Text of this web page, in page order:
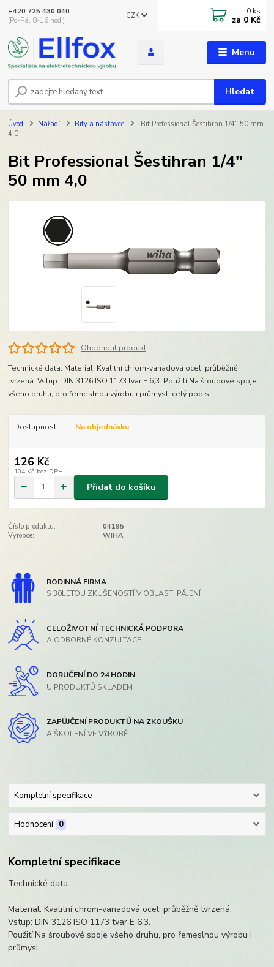
Menu
CZK
Hledat
+420 725 430 040
(Po-Pá, 8-16 hod.)
0 ks
za 0 Kč
Úvod Nářadí Bity a nástavce
Bit Professional Šestihran 1/4" 50 mm
4,0
Bit Professional Šestihran 1/4"
50 mm 4,0
Ohodnotit produkt
Technické data: Material: Kvalitní chrom-vanadová ocel, průběžně
tvrzená. Vstup: DIN 3126 ISO 1173 tvar E 6,3. Použití:Na šroubové spoje
všeho druhu, pro řemeslnou výrobu i průmysl. celý popis
Dostupnost Na objednávku
126 Kč
104 Kč bez DPH
Přidat do košíku
Číslo produktu:
04195
Výrobce:
WIHA
RODINNÁ FIRMA
S 30LETOU ZKUŠENOSTÍ V OBLASTI PÁJENÍ
CELOŽIVOTNÍ TECHNICKÁ PODPORA
A ODBORNÉ KONZULTACE
DORUČENÍ DO 24 HODIN
U PRODUKTŮ SKLADEM
ZAPŮJČENÍ PRODUKTŮ NA ZKOUŠKU
A ŠKOLENÍ VE VÝROBĚ
Kompletní specifikace
Hodnocení 0
Kompletní specifikace
Technické data:
Material: Kvalitní chrom-vanadová ocel, průběžně tvrzená.
Vstup: DIN 3126 ISO 1173 tvar E 6,3.
Použití:Na šroubové spoje všeho druhu, pro řemeslnou výrobu i
průmysl.